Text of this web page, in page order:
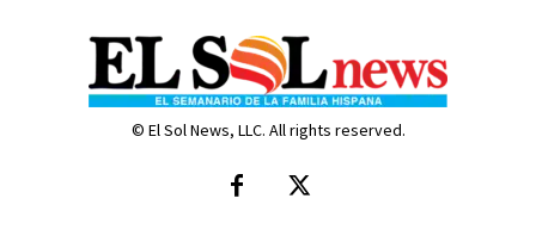
© El Sol News, LLC. All rights reserved.